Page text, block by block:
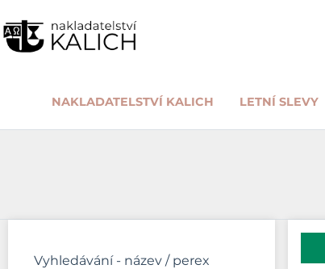
NAKLADATELSTVÍ KALICH LETNÍ SLEVY
Vyhledávání - název / perex